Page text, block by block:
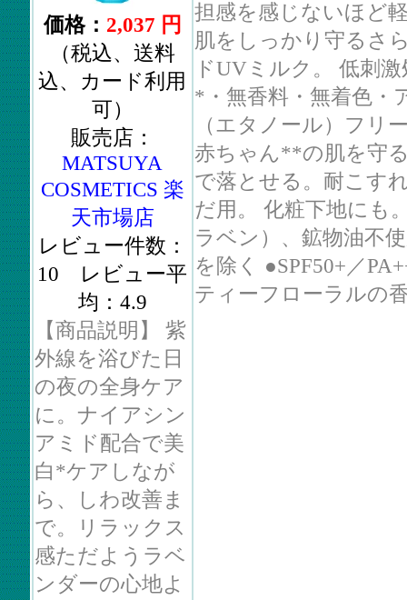
価格： 2,037 円
（税込、送料
込、カード利用
可）
販売店：
MATSUYA
COSMETICS 楽
天市場店
レビュー件数：
10 レビュー平
均：4.9
【商品説明】 紫
外線を浴びた日
の夜の全身ケア
に。ナイアシン
アミド配合で美
白*ケアしなが
ら、しわ改善ま
で。リラックス
感ただようラベ
ンダーの心地よ
担感を感じないほど
肌をしっかり守るさ
ドUVミルク。 低刺
*・無香料・無着色・
（エタノール）フリ
赤ちゃん**の肌を守
で落とせる。耐こす
だ用。 化粧下地にも
ラベン）、鉱物油不
を除く ●SPF50+／
ティーフローラルの